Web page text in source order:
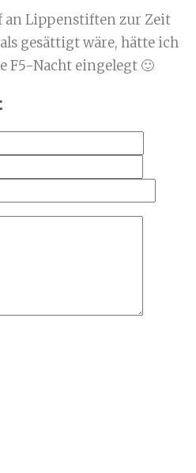
an Lippenstiften zur Zeit
gesättigt wäre, hätte ich
F5-Nacht eingelegt 🙂